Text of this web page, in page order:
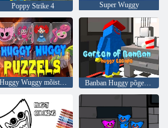
Poppy Strike 4 Super Wuggy
Huggy Wuggy mõistatus Banban Huggy põgenemise garten